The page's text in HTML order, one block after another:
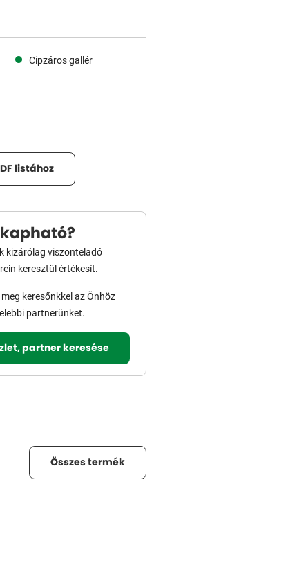
Cipzáros gallér
listához
kapható?
kizárólag viszonteladó
keresztül értékesít.
keresőnkkel az Önhöz
partnerünket.
partner keresése
Összes termék